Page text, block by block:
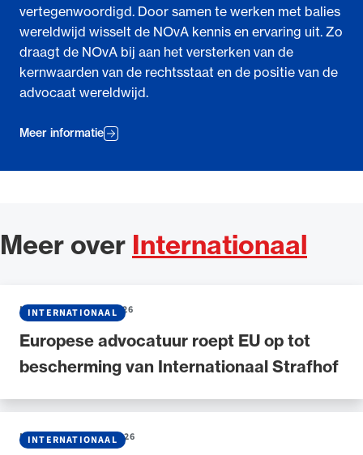
vertegenwoordigd. Door samen te werken met balies
wereldwijd wisselt de NOvA kennis en ervaring uit. Zo
draagt de NOvA bij aan het versterken van de
kernwaarden van de rechtsstaat en de positie van de
advocaat wereldwijd.
Meer informatie
Meer over Internationaal
Europese advocatuur roept EU op tot
bescherming van Internationaal Strafhof
INTERNATIONAAL
NIEUWS•22 JULI 2026
INTERNATIONAAL
NIEUWS•15 JUNI 2026